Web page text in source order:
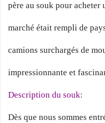
père au souk pour
marché était rempli de
camions surchargés de
impressionnante et
Description du souk:
Dès que nous sommes